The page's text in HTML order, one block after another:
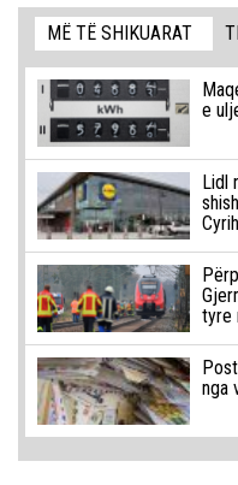
MË TË SHIKUARAT
e
Lidl
Cyrih
tyre
nga